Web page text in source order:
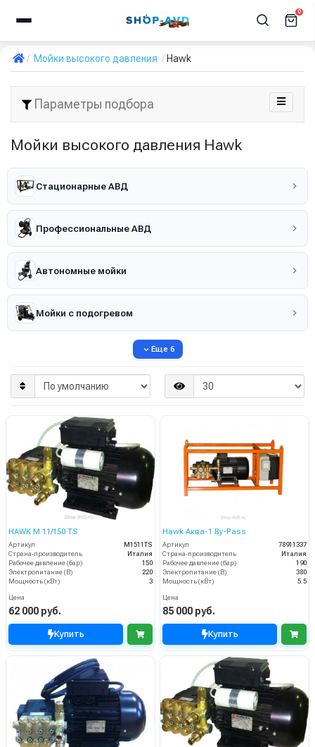
0
Мойки высокого давления Hawk
Параметры подбора
Мойки высокого давления Hawk
Стационарные АВД
Профессиональные АВД
Автономные мойки
Мойки с подогревом
Еще 6
HAWK M 11/150 TS
Артикул
M1511TS
Страна-производитель
Италия
Рабочее давление (бар)
150
Электропитание (В)
220
Мощность (кВт)
3
Цена
62 000 руб.
Купить
Hawk Аква-1 By-Pass
Артикул
78911337
Страна-производитель
Италия
Рабочее давление (бар)
190
Электропитание (В)
380
Мощность (кВт)
5.5
Цена
85 000 руб.
Купить